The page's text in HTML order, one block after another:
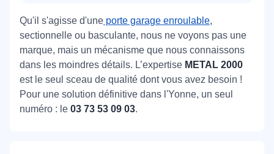
Qu'il s'agisse d'une porte garage enroulable,
sectionnelle ou basculante, nous ne voyons pas une
marque, mais un mécanisme que nous connaissons
dans les moindres détails. L’expertise METAL 2000
est le seul sceau de qualité dont vous avez besoin !
Pour une solution définitive dans l'Yonne, un seul
numéro : le 03 73 53 09 03.